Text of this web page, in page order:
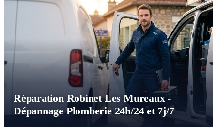
Réparation Robinet Les Mureaux -
Dépannage Plomberie 24h/24 et 7j/7